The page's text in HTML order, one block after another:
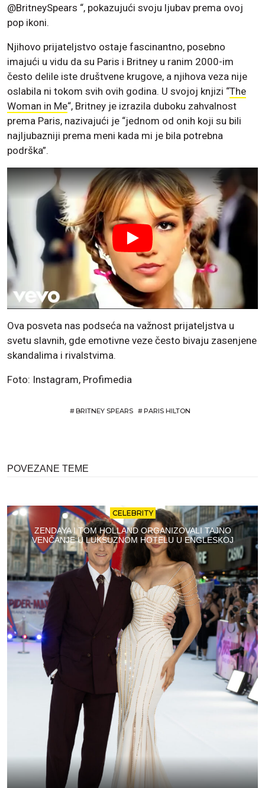
@BritneySpears “, pokazujući svoju ljubav prema ovoj
pop ikoni.
Njihovo prijateljstvo ostaje fascinantno, posebno
imajući u vidu da su Paris i Britney u ranim 2000-im
često delile iste društvene krugove, a njihova veza nije
oslabila ni tokom svih ovih godina. U svojoj knjizi “The
Woman in Me“, Britney je izrazila duboku zahvalnost
prema Paris, nazivajući je “jednom od onih koji su bili
najljubazniji prema meni kada mi je bila potrebna
podrška”.
Ova posveta nas podseća na važnost prijateljstva u
svetu slavnih, gde emotivne veze često bivaju zasenjene
skandalima i rivalstvima.
Foto: Instagram, Profimedia
#BRITNEY SPEARS #PARIS HILTON
POVEZANE TEME
CELEBRITY
ZENDAYA I TOM HOLLAND ORGANIZOVALI TAJNO
VENČANJE U LUKSUZNOM HOTELU U ENGLESKOJ